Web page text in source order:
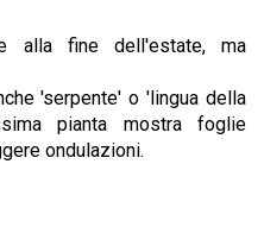
alla fine dell'estate, ma
'serpente' o 'lingua della
pianta mostra foglie
ondulazioni.